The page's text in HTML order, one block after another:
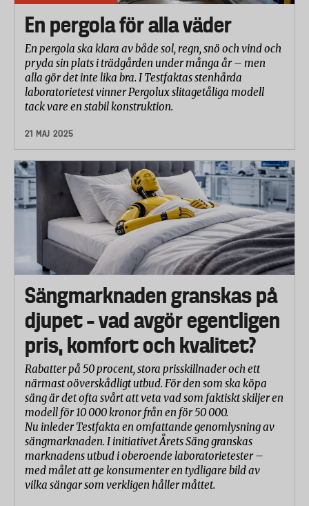
En pergola för alla väder
En pergola ska klara av både sol, regn, snö och vind och
pryda sin plats i trädgården under många år – men
alla gör det inte lika bra. I Testfaktas stenhårda
laboratorietest vinner Pergolux slitagetåliga modell
tack vare en stabil konstruktion.
21 MAJ 2025
Sängmarknaden granskas på
djupet – vad avgör egentligen
pris, komfort och kvalitet?
Rabatter på 50 procent, stora prisskillnader och ett
närmast oöverskådligt utbud. För den som ska köpa
säng är det ofta svårt att veta vad som faktiskt skiljer en
modell för 10 000 kronor från en för 50 000.
Nu inleder Testfakta en omfattande genomlysning av
sängmarknaden. I initiativet Årets Säng granskas
marknadens utbud i oberoende laboratorietester –
med målet att ge konsumenter en tydligare bild av
vilka sängar som verkligen håller måttet.